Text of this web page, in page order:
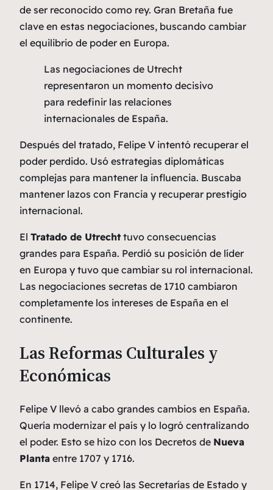
de ser reconocido como rey. Gran Bretaña fue
clave en estas negociaciones, buscando cambiar
el equilibrio de poder en Europa.
Las negociaciones de Utrecht
representaron un momento decisivo
para redefinir las relaciones
internacionales de España.
Después del tratado, Felipe V intentó recuperar el
poder perdido. Usó estrategias diplomáticas
complejas para mantener la influencia. Buscaba
mantener lazos con Francia y recuperar prestigio
internacional.
El Tratado de Utrecht tuvo consecuencias
grandes para España. Perdió su posición de líder
en Europa y tuvo que cambiar su rol internacional.
Las negociaciones secretas de 1710 cambiaron
completamente los intereses de España en el
continente.
Las Reformas Culturales y
Económicas
Felipe V llevó a cabo grandes cambios en España.
Quería modernizar el país y lo logró centralizando
el poder. Esto se hizo con los Decretos de Nueva
Planta entre 1707 y 1716.
En 1714, Felipe V creó las Secretarías de Estado y